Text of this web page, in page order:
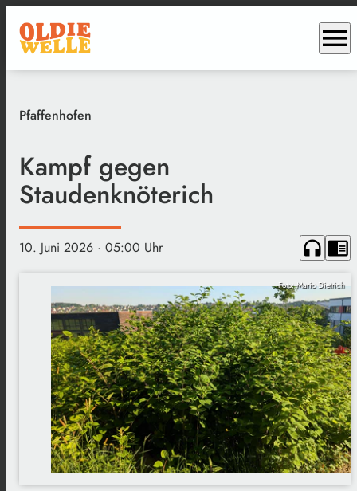
menu
Pfaffenhofen
Kampf gegen
Staudenknöterich
10. Juni 2026 · 05:00 Uhr headphones chrome_reader_mode
Foto: Mario Dietrich